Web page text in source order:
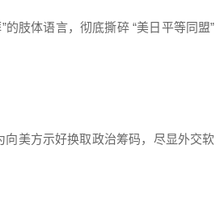
肢体语言，彻底撕碎 “美日平等同盟”
向美方示好换取政治筹码，尽显外交软